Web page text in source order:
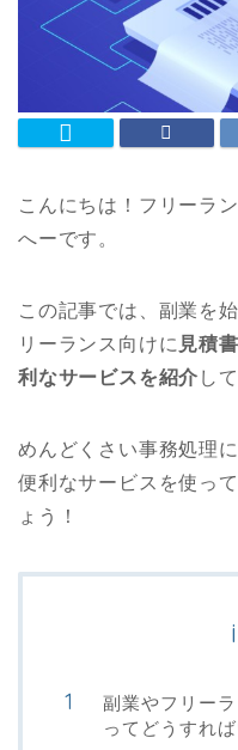
こんにちは！フリーラ
へーです。
この記事では、副業を
リーランス向けに 見積
利なサービスを紹介 し
めんどくさい事務処理
便利なサービスを使っ
ょう！
副業やフリー
ってどうすれ